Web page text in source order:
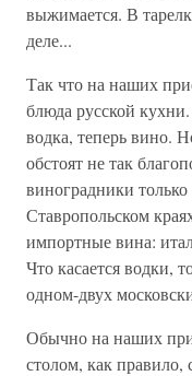
выжимается. В
деле...
Так что на наших
блюда русской
водка, теперь вино.
обстоят не так
виноградники
Ставропольском
импортные вина:
Что касается водки,
одном-двух
Обычно на наших
столом, как правило,